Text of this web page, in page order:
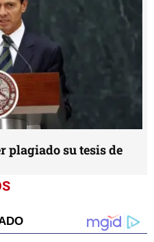
plagiado su tesis de